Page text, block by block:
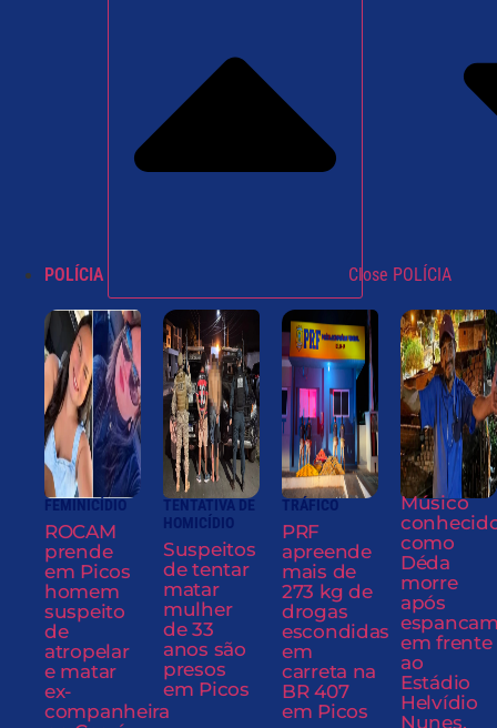
POLÍCIA Close POLÍCIA
FEMINICÍDIO
ROCAM
prende
em Picos
homem
suspeito
de
atropelar
e matar
ex-
companheira
TENTATIVA DE
HOMICÍDIO
Suspeitos
de tentar
matar
mulher
de 33
anos são
presos
em Picos
TRÁFICO
PRF
apreende
mais de
273 kg de
drogas
escondidas
em
carreta na
BR 407
em Picos
Músico
como
Déda
morre
após
em frente
ao
Estádio
Helvídio
Nunes,